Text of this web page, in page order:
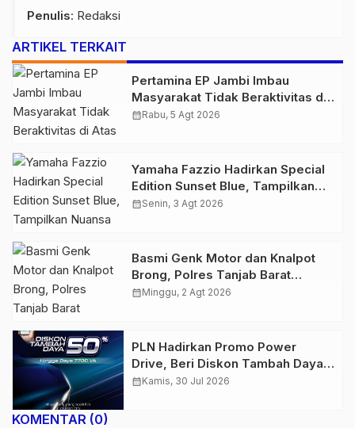
Penulis: Redaksi
ARTIKEL TERKAIT
Pertamina EP Jambi Imbau
Masyarakat Tidak Beraktivitas di
Atas Jalur Pipa Migas Demi
calendar_monthRabu, 5 Agt 2026
Yamaha Fazzio Hadirkan Special
Edition Sunset Blue, Tampilkan
Nuansa Retro Summer yang
calendar_monthSenin, 3 Agt 2026
Basmi Genk Motor dan Knalpot
Brong, Polres Tanjab Barat
Amankan Belasan Kendaraan
calendar_monthMinggu, 2 Agt 2026
PLN Hadirkan Promo Power
Drive, Beri Diskon Tambah Daya
50% di Ajang GIIAS 2026
calendar_monthKamis, 30 Jul 2026
KOMENTAR (0)